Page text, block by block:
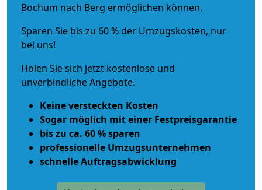
Bochum nach Berg ermöglichen können.
Sparen Sie bis zu 60 % der Umzugskosten, nur
bei uns!
Holen Sie sich jetzt kostenlose und
unverbindliche Angebote.
Keine versteckten Kosten
Sogar möglich mit einer Festpreisgarantie
bis zu ca. 60 % sparen
professionelle Umzugsunternehmen
schnelle Auftragsabwicklung